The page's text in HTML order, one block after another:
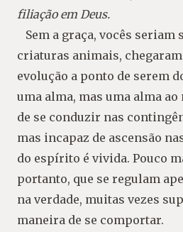
filiação em Deus.
Sem a graça, vocês seriam
criaturas animais,
evolução a ponto de serem
uma alma, mas uma alma
de se conduzir nas
mas incapaz de ascensão
do espírito é vivida. Pouco
portanto, que se regulam
na verdade, muitas vezes
maneira de se comportar.